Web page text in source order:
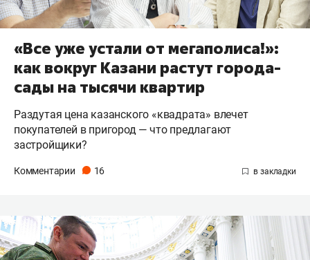
«Все уже устали от мегаполиса!»:
как вокруг Казани растут города-
сады на тысячи квартир
Раздутая цена казанского «квадрата» влечет
покупателей в пригород — что предлагают
застройщики?
Комментарии 16